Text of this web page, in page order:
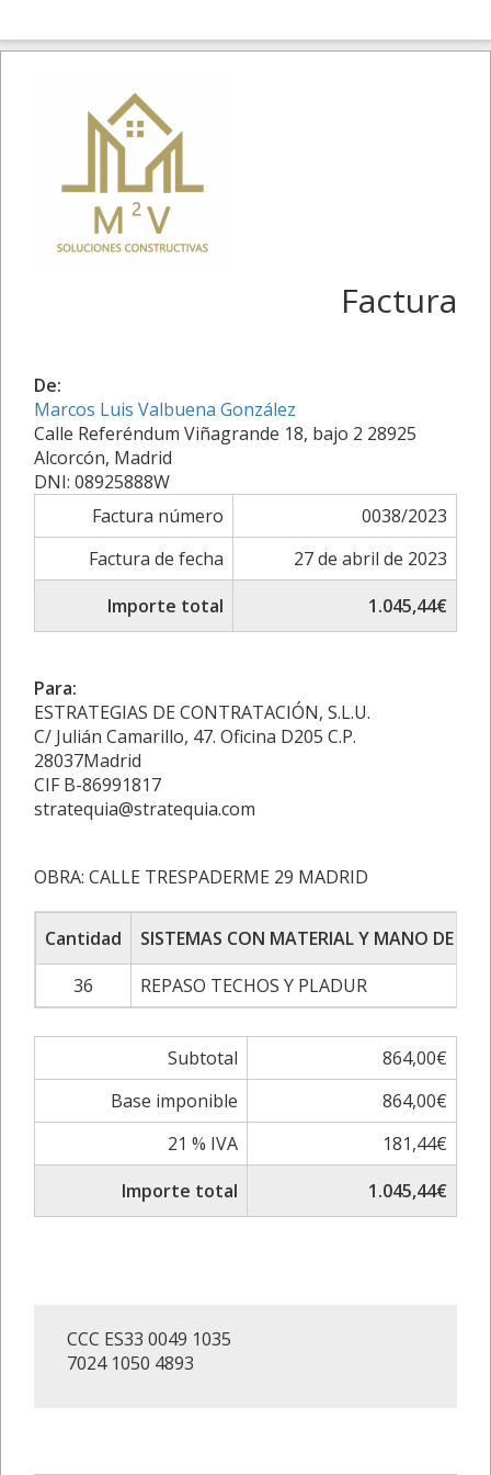
Factura
De:
Marcos Luis Valbuena González
Calle Referéndum Viñagrande 18, bajo 2 28925
Alcorcón, Madrid
DNI: 08925888W
Factura número
0038/2023
Factura de fecha
27 de abril de 2023
Importe total
1.045,44€
Para:
ESTRATEGIAS DE CONTRATACIÓN, S.L.U.
C/ Julián Camarillo, 47. Oficina D205 C.P.
28037Madrid
CIF B-86991817
stratequia@stratequia.com
OBRA: CALLE TRESPADERME 29 MADRID
Cantidad
SISTEMAS CON MATERIAL Y MANO DE
36
REPASO TECHOS Y PLADUR
Subtotal
864,00€
Base imponible
864,00€
21 % IVA
181,44€
Importe total
1.045,44€
CCC ES33 0049 1035
7024 1050 4893